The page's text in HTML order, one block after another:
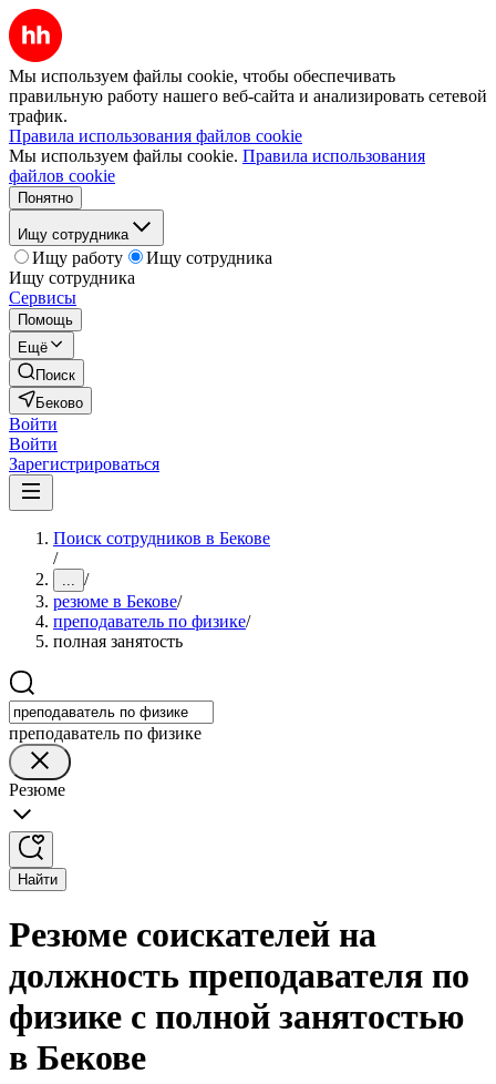
Мы используем файлы cookie, чтобы обеспечивать
правильную работу нашего веб-сайта и анализировать сетевой
трафик.
Правила использования файлов cookie
Мы используем файлы cookie. Правила использования
файлов cookie
Понятно
Ищу сотрудника
Ищу работу
Ищу сотрудника
Ищу сотрудника
Сервисы
Помощь
Ещё
Поиск
Беково
Войти
Войти
Зарегистрироваться
Поиск сотрудников в Бекове
/
... /
резюме в Бекове/
преподаватель по физике/
полная занятость
преподаватель по физике
Резюме
Найти
Резюме соискателей на
должность преподавателя по
физике с полной занятостью
в Бекове